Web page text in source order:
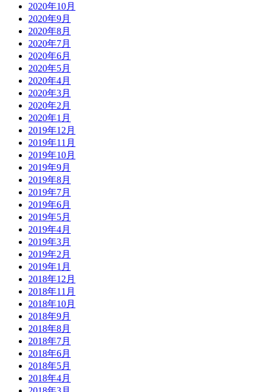
2020年10月
2020年9月
2020年8月
2020年7月
2020年6月
2020年5月
2020年4月
2020年3月
2020年2月
2020年1月
2019年12月
2019年11月
2019年10月
2019年9月
2019年8月
2019年7月
2019年6月
2019年5月
2019年4月
2019年3月
2019年2月
2019年1月
2018年12月
2018年11月
2018年10月
2018年9月
2018年8月
2018年7月
2018年6月
2018年5月
2018年4月